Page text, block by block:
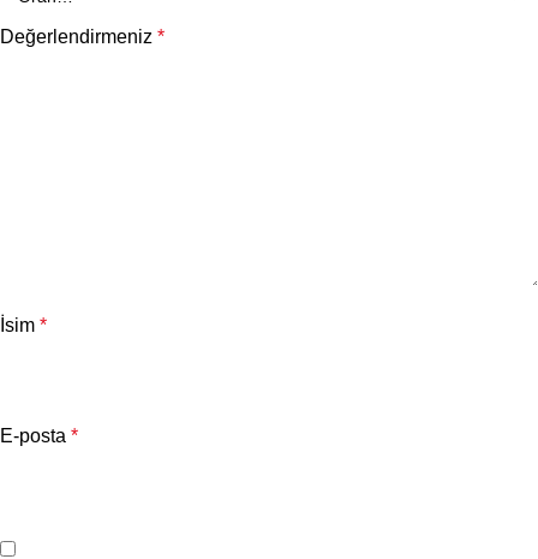
Değerlendirmeniz *
İsim *
E-posta *